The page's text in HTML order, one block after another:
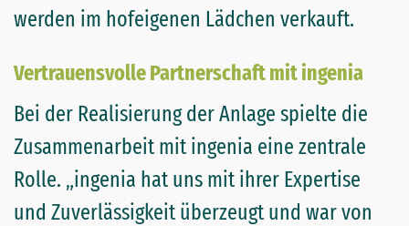
werden im hofeigenen Lädchen verkauft.
Vertrauensvolle Partnerschaft mit ingenia
Bei der Realisierung der Anlage spielte die
Zusammenarbeit mit ingenia eine zentrale
Rolle. „ingenia hat uns mit ihrer Expertise
und Zuverlässigkeit überzeugt und war von